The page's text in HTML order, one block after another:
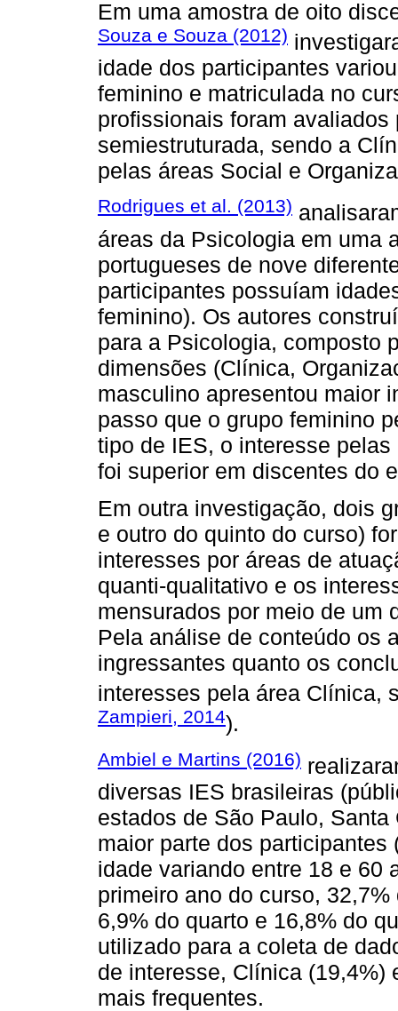
Em uma amostra de oito
Souza e Souza (2012)
idade dos participantes
feminino e matriculada no
profissionais foram
semiestruturada, sendo a
pelas áreas Social e
Rodrigues et al. (2013)
áreas da Psicologia em uma
portugueses de nove
participantes possuíam
feminino). Os autores
para a Psicologia, composto
dimensões (Clínica,
masculino apresentou maior
passo que o grupo feminino
tipo de IES, o interesse
foi superior em discentes do
Em outra investigação, dois
e outro do quinto do curso)
interesses por áreas de
quanti-qualitativo e os
mensurados por meio de um
Pela análise de conteúdo os
ingressantes quanto os
interesses pela área Clínica,
Zampieri, 2014).
Ambiel e Martins (2016)
diversas IES brasileiras
estados de São Paulo,
maior parte dos
idade variando entre 18 e 60
primeiro ano do curso,
6,9% do quarto e 16,8% do
utilizado para a coleta de
de interesse, Clínica (19,4%)
mais frequentes.